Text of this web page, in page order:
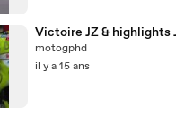
Victoire JZ & highlights
motogphd
il y a 15 ans